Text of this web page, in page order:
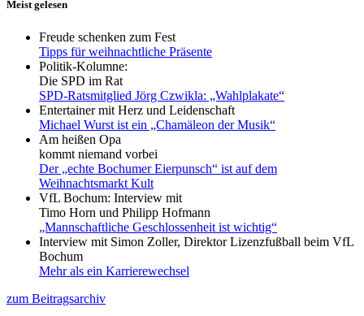
Meist gelesen
Freude schenken zum Fest
Tipps für weihnachtliche Präsente
Politik-Kolumne:
Die SPD im Rat
SPD-Ratsmitglied Jörg Czwikla: „Wahlplakate“
Entertainer mit Herz und Leidenschaft
Michael Wurst ist ein „Chamäleon der Musik“
Am heißen Opa
kommt niemand vorbei
Der „echte Bochumer Eierpunsch“ ist auf dem
Weihnachtsmarkt Kult
VfL Bochum: Interview mit
Timo Horn und Philipp Hofmann
„Mannschaftliche Geschlossenheit ist wichtig“
Interview mit Simon Zoller, Direktor Lizenzfußball beim VfL
Bochum
Mehr als ein Karrierewechsel
zum Beitragsarchiv